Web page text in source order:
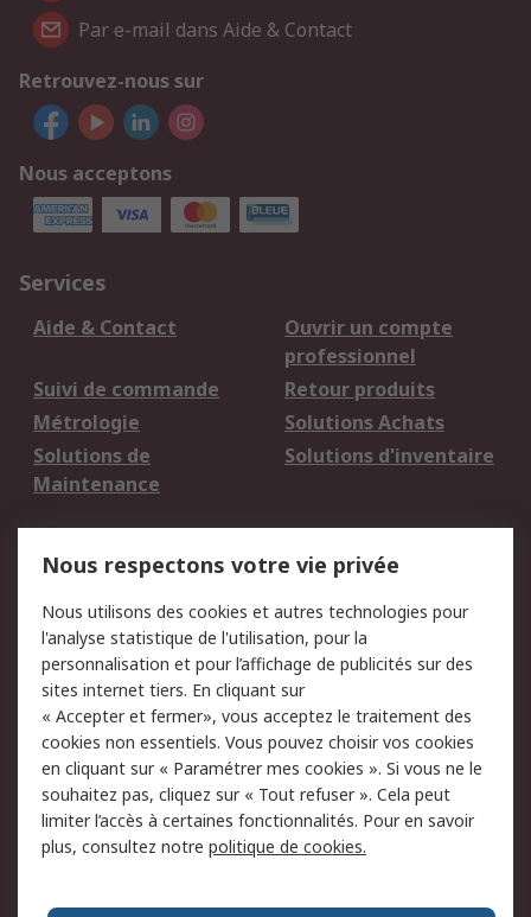
Par e-mail dans Aide & Contact
Retrouvez-nous sur
Nous acceptons
Services
Aide & Contact
Ouvrir un compte
professionnel
Suivi de commande
Retour produits
Métrologie
Solutions Achats
Solutions de
Maintenance
Solutions d'inventaire
du site
Politique de protection
des données - Mise à
jour
Sécurité des E-mails
Conditions générales
de vente
Politique anti-
corruption
Campagnes marketing
A propos de RS
A propos de RS France Evénements
Nous respectons votre vie privée
Nous utilisons des cookies et autres technologies pour
l'analyse statistique de l'utilisation, pour la
personnalisation et pour l’affichage de publicités sur des
sites internet tiers. En cliquant sur
« Accepter et fermer», vous acceptez le traitement des
cookies non essentiels. Vous pouvez choisir vos cookies
en cliquant sur « Paramétrer mes cookies ». Si vous ne le
souhaitez pas, cliquez sur « Tout refuser ». Cela peut
limiter l’accès à certaines fonctionnalités. Pour en savoir
plus, consultez notre politique de cookies.